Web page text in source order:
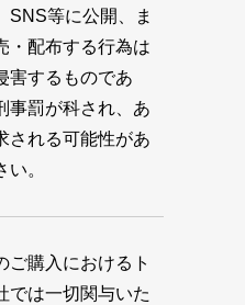
SNS等に公開、ま
・配布する行為は
害するものであ
事罰が科され、あ
される可能性があ
。
ご購入におけるト
では一切関与いた